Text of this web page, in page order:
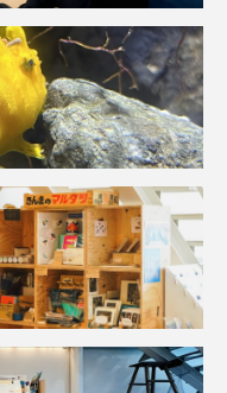
刺胞動物
北の大地の水族館
同定
商品
ついお 四国
亜種 固有種
マリンワールド